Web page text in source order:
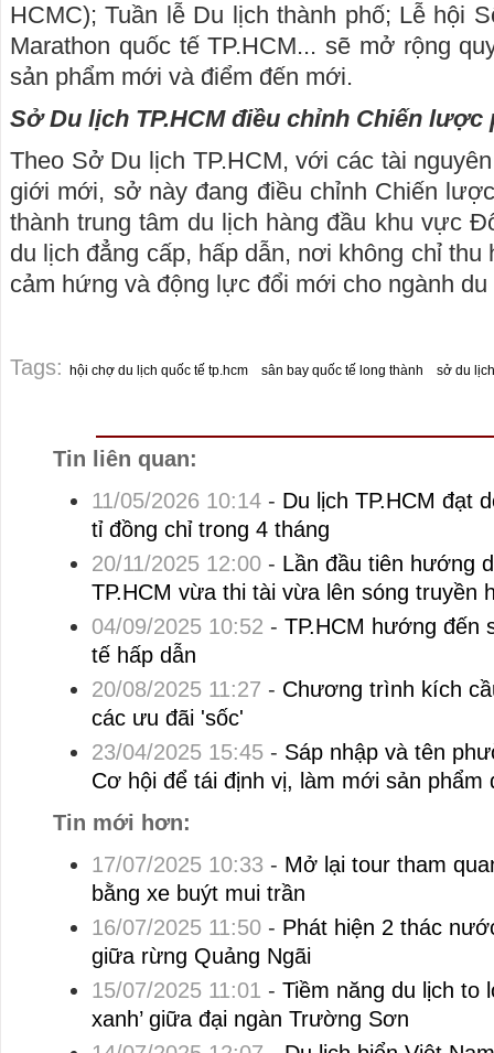
HCMC); Tuần lễ Du lịch thành phố; Lễ hội
Marathon quốc tế TP.HCM... sẽ mở rộng
sản phẩm mới và điểm đến mới.
Sở Du lịch TP.HCM điều chỉnh Chiến lược
Theo Sở Du lịch TP.HCM, với các tài
giới mới, sở này đang điều chỉnh Chiến
thành trung tâm du lịch hàng đầu khu vực
du lịch đẳng cấp, hấp dẫn, nơi không chỉ thu
cảm hứng và động lực đổi mới cho ngành
Tags: hội chợ du lịch quốc tế tp.hcm sân bay quốc tế long thành sở du
Tin liên quan:
11/05/2026 10:14- Du lịch TP.HCM đạt
tỉ đồng chỉ trong 4 tháng
20/11/2025 12:00- Lần đầu tiên hướng
TP.HCM vừa thi tài vừa lên sóng truyền
04/09/2025 10:52 - TP.HCM hướng đến
tế hấp dẫn
20/08/2025 11:27 - Chương trình kích
các ưu đãi 'sốc'
23/04/2025 15:45- Sáp nhập và tên
Cơ hội để tái định vị, làm mới sản phẩm
Tin mới hơn:
17/07/2025 10:33 - Mở lại tour tham
bằng xe buýt mui trần
16/07/2025 11:50- Phát hiện 2 thác
giữa rừng Quảng Ngãi
15/07/2025 11:01 - Tiềm năng du lịch to
xanh’ giữa đại ngàn Trường Sơn